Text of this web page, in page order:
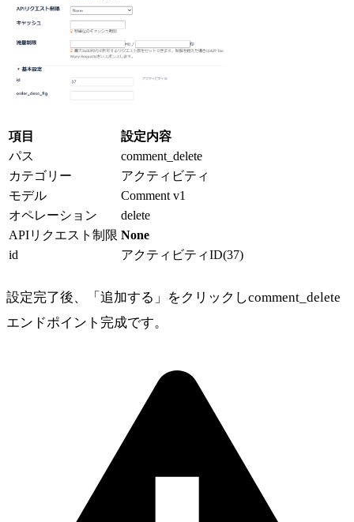
項目
設定内容
パス
comment_delete
カテゴリー
アクティビティ
モデル
Comment v1
オペレーション
delete
APIリクエスト制限 None
id
アクティビティID(37)
設定完了後、「追加する」をクリックしcomment_delete
エンドポイント完成です。